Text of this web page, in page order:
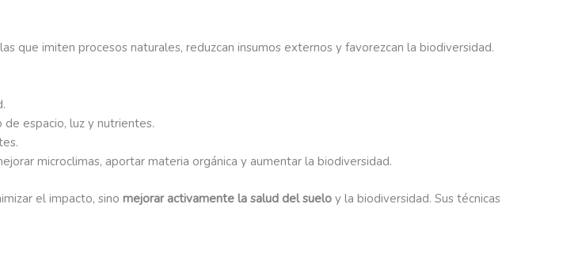
que imiten procesos naturales, reduzcan insumos externos y favorezcan la biodiversidad.
espacio, luz y nutrientes.
microclimas, aportar materia orgánica y aumentar la biodiversidad.
el impacto, sino mejorar activamente la salud del suelo y la biodiversidad. Sus técnicas